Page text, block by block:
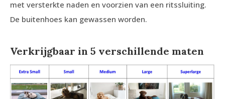
met versterkte naden en voorzien van een ritssluiting.
De buitenhoes kan gewassen worden.
Verkrijgbaar in 5 verschillende maten